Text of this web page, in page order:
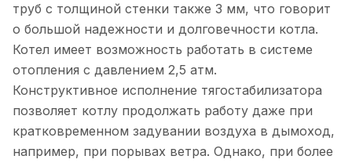
труб с толщиной стенки также 3 мм, что говорит
о большой надежности и долговечности котла.
Котел имеет возможность работать в системе
отопления с давлением 2,5 атм.
Конструктивное исполнение тягостабилизатора
позволяет котлу продолжать работу даже при
кратковременном задувании воздуха в дымоход,
например, при порывах ветра. Однако, при более